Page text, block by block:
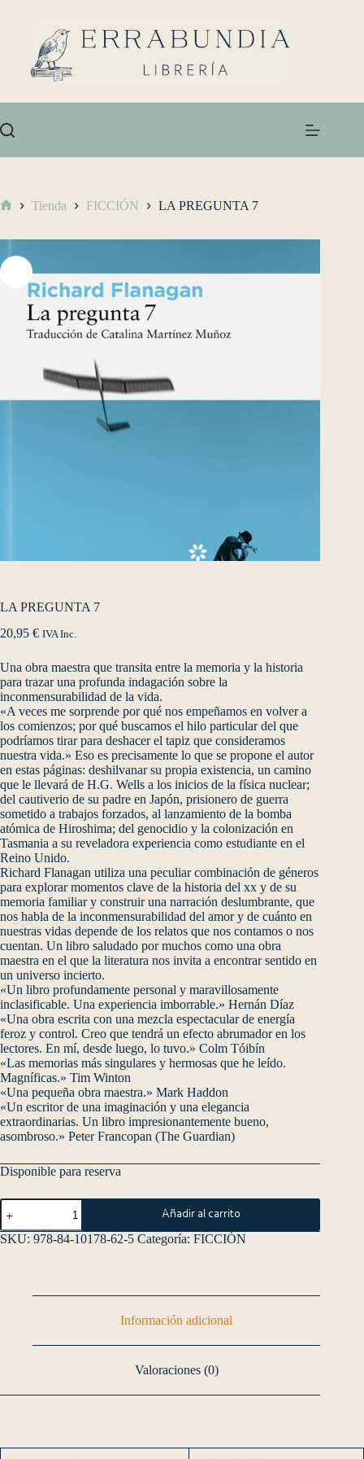
Tienda FICCIÓN LA PREGUNTA 7
LA PREGUNTA 7
20,95 € IVA Inc.
Una obra maestra que transita entre la memoria y la historia
para trazar una profunda indagación sobre la
inconmensurabilidad de la vida.
«A veces me sorprende por qué nos empeñamos en volver a
los comienzos; por qué buscamos el hilo particular del que
podríamos tirar para deshacer el tapiz que consideramos
nuestra vida.» Eso es precisamente lo que se propone el autor
en estas páginas: deshilvanar su propia existencia, un camino
que le llevará de H.G. Wells a los inicios de la física nuclear;
del cautiverio de su padre en Japón, prisionero de guerra
sometido a trabajos forzados, al lanzamiento de la bomba
atómica de Hiroshima; del genocidio y la colonización en
Tasmania a su reveladora experiencia como estudiante en el
Reino Unido.
Richard Flanagan utiliza una peculiar combinación de géneros
para explorar momentos clave de la historia del xx y de su
memoria familiar y construir una narración deslumbrante, que
nos habla de la inconmensurabilidad del amor y de cuánto en
nuestras vidas depende de los relatos que nos contamos o nos
cuentan. Un libro saludado por muchos como una obra
maestra en el que la literatura nos invita a encontrar sentido en
un universo incierto.
«Un libro profundamente personal y maravillosamente
inclasificable. Una experiencia imborrable.» Hernán Díaz
«Una obra escrita con una mezcla espectacular de energía
feroz y control. Creo que tendrá un efecto abrumador en los
lectores. En mí, desde luego, lo tuvo.» Colm Tóibín
«Las memorias más singulares y hermosas que he leído.
Magníficas.» Tim Winton
«Una pequeña obra maestra.» Mark Haddon
«Un escritor de una imaginación y una elegancia
extraordinarias. Un libro impresionantemente bueno,
asombroso.» Peter Francopan (The Guardian)
Disponible para reserva
Añadir al carrito
SKU: 978-84-10178-62-5 Categoría: FICCIÓN
Información adicional
Valoraciones (0)